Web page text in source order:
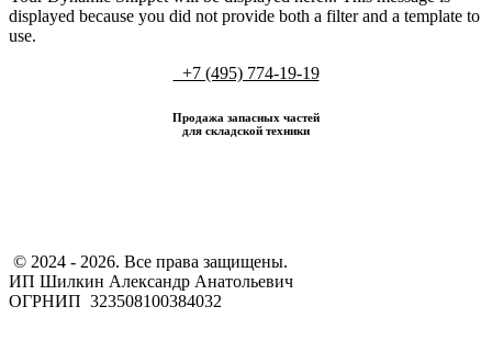
displayed because you did not provide both a filter and a template to
use.
+7 (495) 774-19-19
Продажа запасных частей
для складской техники
​ © 2024 - 2026. Все права защищены.
ИП Шилкин Александр Анатольевич
ОГРНИП 323508100384032